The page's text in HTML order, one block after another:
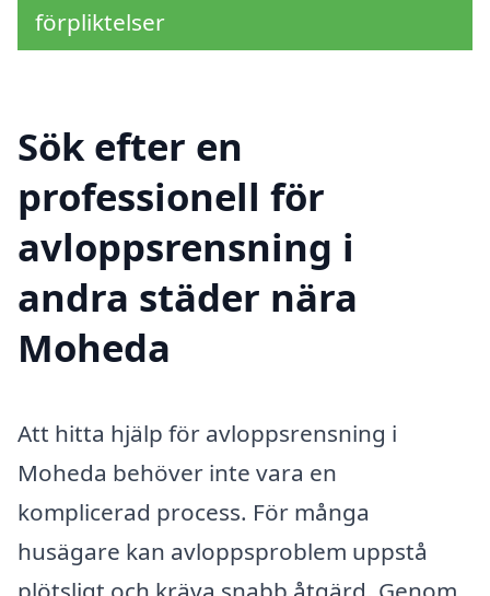
förpliktelser
Sök efter en
professionell för
avloppsrensning i
andra städer nära
Moheda
Att hitta hjälp för avloppsrensning i
Moheda behöver inte vara en
komplicerad process. För många
husägare kan avloppsproblem uppstå